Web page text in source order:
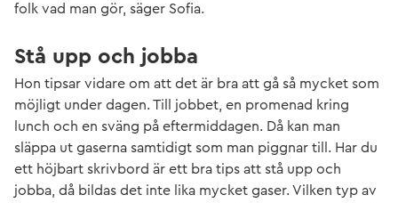
folk vad man gör, säger Sofia.
Stå upp och jobba
Hon tipsar vidare om att det är bra att gå så mycket som
möjligt under dagen. Till jobbet, en promenad kring
lunch och en sväng på eftermiddagen. Då kan man
släppa ut gaserna samtidigt som man piggnar till. Har du
ett höjbart skrivbord är ett bra tips att stå upp och
jobba, då bildas det inte lika mycket gaser. Vilken typ av